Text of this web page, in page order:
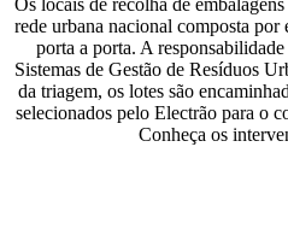
rede urbana nacional composta por
porta a porta. A
Sistemas de Gestão de Resíduos
da triagem, os lotes são
selecionados pelo Electrão para o
Conheça os